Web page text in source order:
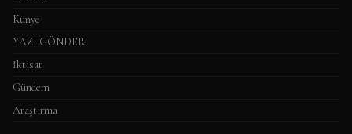
Künye
YAZI GÖNDER
İktisat
Gündem
Araştırma